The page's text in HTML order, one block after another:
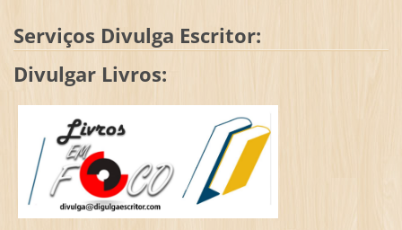
Serviços Divulga Escritor:
Divulgar Livros: